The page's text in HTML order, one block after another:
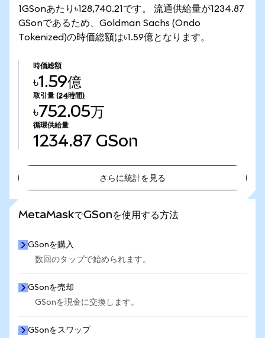
1GSonあたり৳128,740.21です。 流通供給量が1234.87
GSonであるため、Goldman Sachs (Ondo
Tokenized)の時価総額は৳1.59億となります。
時価総額
৳1.59億
取引量 (24時間)
৳752.05万
循環供給量
1234.87 GSon
さらに統計を見る
MetaMaskでGSonを使用する方法
GSonを購入
数回のタップで始められます。
GSonを売却
GSonを現金に交換します。
GSonをスワップ